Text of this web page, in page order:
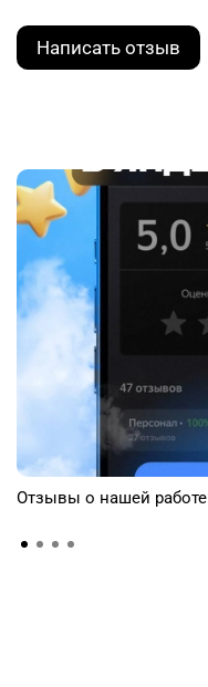
Написать отзыв
Отзывы о нашей работе